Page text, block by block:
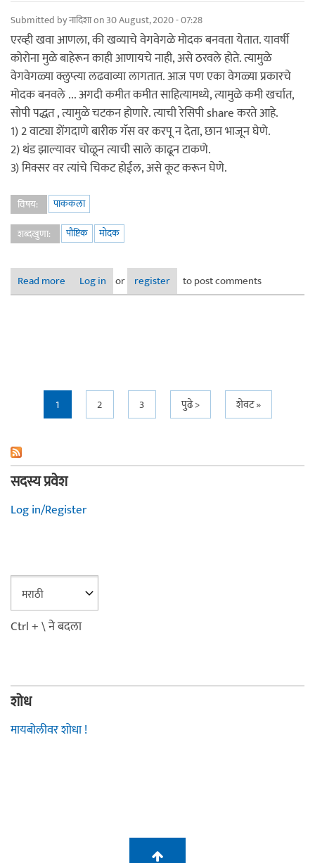
Submitted byनादिशाon 30 August, 2020 - 07:28
एरव्ही खवा आणला, की खव्याचे वेगवेगळे मोदक बनवता येतात. यावर्षी
कोरोना मुळे बाहेरून काही आणायचे नाही, असे ठरवले होते. त्यामुळे
वेगवेगळ्या क्लुप्त्या लढवाव्या लागतात. आज पण एका वेगळ्या प्रकारचे
मोदक बनवले ... अगदी कमीत कमीत साहित्यामध्ये, त्यामुळे कमी खर्चात,
सोपी पद्धत , त्यामुळे चटकन होणारे. त्याची रेसिपी share करते आहे.
1) 2 वाट्या शेंगदाणे बारीक गॅस वर करपू न देता, छान भाजून घेणे.
2) थंड झाल्यावर चोळून त्याची साले काढून टाकणे.
3) मिक्सर वर त्यांचे चिकट होईल, असे कूट करून घेणे.
विषय:
पाककला
शब्दखुणा:
पौष्टिक मोदक
Read more about व्हाईट मोदक (स्पर्धेसाठी नाही. )डुप्लिकेट धागा -रद्द करा
Log in or register to post comments
Pages
1 2 3 पुढे > शेवट »
सदस्य प्रवेश
Log in/Register
Ctrl + \ ने बदला
शोध
मायबोलीवर शोधा !